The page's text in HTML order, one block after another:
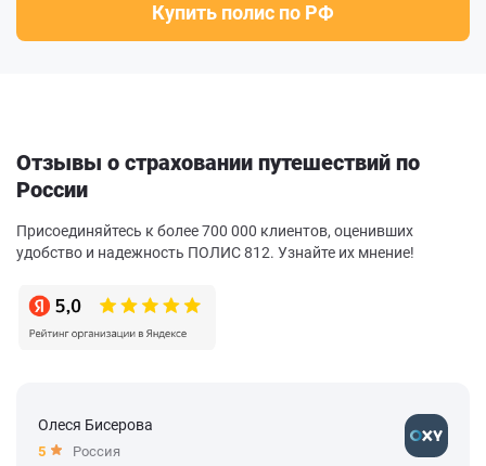
Купить полис по РФ
Отзывы о страховании путешествий по
России
Присоединяйтесь к более 700 000 клиентов, оценивших
удобство и надежность ПОЛИС 812. Узнайте их мнение!
Олеся Бисерова
5 Россия